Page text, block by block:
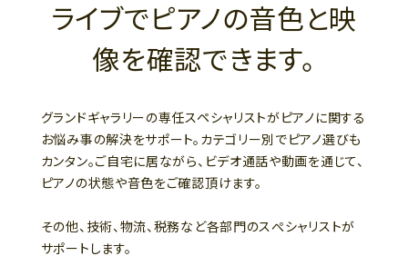
ライブでピアノの音色と映
像を確認できます。
グランドギャラリーの専任スペシャリストがピアノに関する
お悩み事の解決をサポート。カテゴリー別でピアノ選びも
カンタン。ご自宅に居ながら、ビデオ通話や動画を通じて、
ピアノの状態や音色をご確認頂けます。
その他、技術、物流、税務など各部門のスぺシャリストが
サポートします。